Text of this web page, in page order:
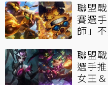
聯盟
賽選
師」
聯盟
選手
女王